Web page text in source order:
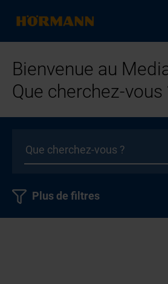
Bienvenue au
Que cherchez-vous
Plus de filtres